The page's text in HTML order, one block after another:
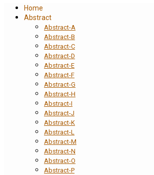
Home
Abstract
Abstract-A
Abstract-B
Abstract-C
Abstract-D
Abstract-E
Abstract-F
Abstract-G
Abstract-H
Abstract-I
Abstract-J
Abstract-K
Abstract-L
Abstract-M
Abstract-N
Abstract-O
Abstract-P